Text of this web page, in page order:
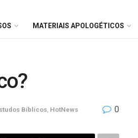
MATERIAIS APOLOGÉTICOS
Bíblicos HotNews 0